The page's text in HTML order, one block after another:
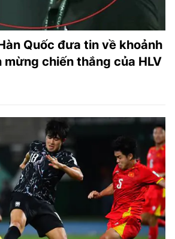
Quốc đưa tin về khoảnh
mừng chiến thắng của HLV